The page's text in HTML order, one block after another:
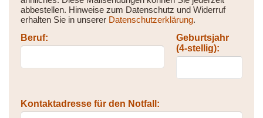
abbestellen. Hinweise zum Datenschutz und Widerruf
erhalten Sie in unserer Datenschutzerklärung.
Beruf:
Geburtsjahr
(4-stellig):
Kontaktadresse für den Notfall: